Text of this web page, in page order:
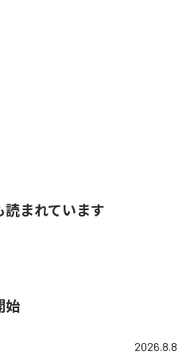
読まれています
始
2026.8.8